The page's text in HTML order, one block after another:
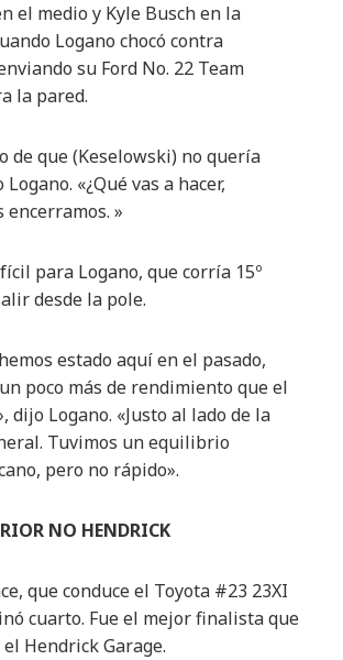
el medio y Kyle Busch en la
Logano chocó contra
su Ford No. 22 Team
la pared.
de que (Keselowski) no quería
«¿Qué vas a hacer,
encerramos. »
para Logano, que corría 15º
desde la pole.
estado aquí en el pasado,
poco más de rendimiento que el
dijo Logano. «Justo al lado de la
Tuvimos un equilibrio
pero no rápido».
NO HENDRICK
que conduce el Toyota #23 23XI
cuarto. Fue el mejor finalista que
Hendrick Garage.